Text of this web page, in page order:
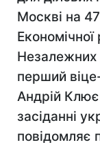
Москві на
перший
Андрій
засіданні
повідомляє